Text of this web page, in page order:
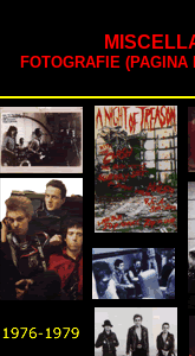
FOTOGRAFIE